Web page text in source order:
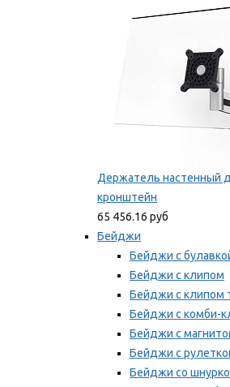
Держатель настенный
кронштейн
65 456.16 руб
Бейджи
Бейджи с
Бейджи с клипом
Бейджи с клипом
Бейджи с комби-
Бейджи с
Бейджи с
Бейджи со